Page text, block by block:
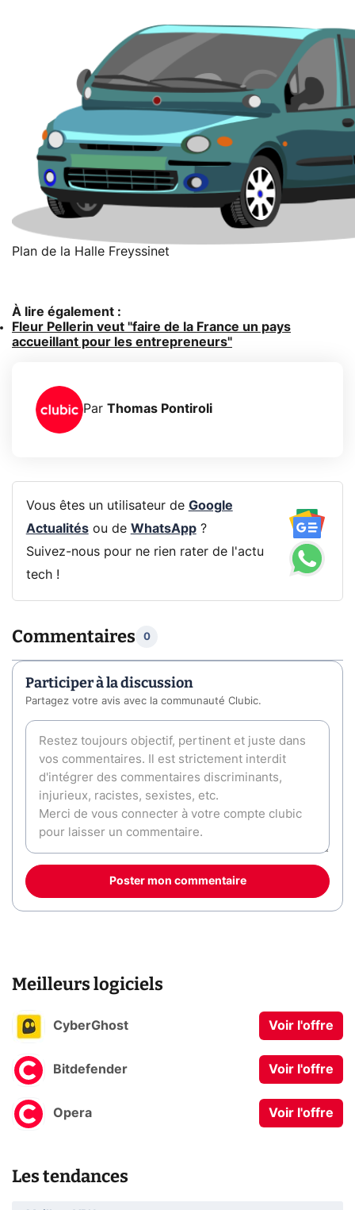
Plan de la Halle Freyssinet
À lire également :
Fleur Pellerin veut "faire de la France un pays
accueillant pour les entrepreneurs"
Par Thomas Pontiroli
Vous êtes un utilisateur de Google
Actualitésou de WhatsApp?
Suivez-nous pour ne rien rater de l'actu
tech !
Commentaires 0
Participer à la discussion
Partagez votre avis avec la communauté Clubic.
Poster mon commentaire
Meilleurs logiciels
CyberGhost Voir l'offre
Bitdefender Voir l'offre
Opera Voir l'offre
Les tendances